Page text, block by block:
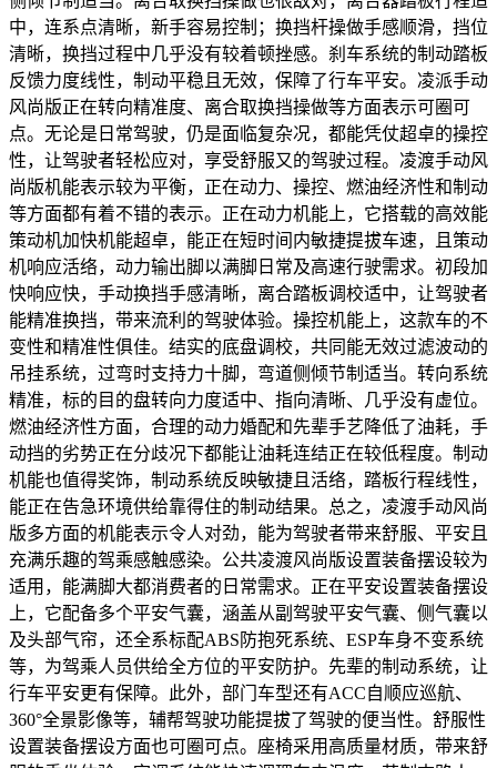
中，连系点清晰，新手容易控制；换挡杆操做手感顺滑，挡位
清晰，换挡过程中几乎没有较着顿挫感。刹车系统的制动踏板
反馈力度线性，制动平稳且无效，保障了行车平安。凌派手动
风尚版正在转向精准度、离合取换挡操做等方面表示可圈可
点。无论是日常驾驶，仍是面临复杂况，都能凭仗超卓的操控
性，让驾驶者轻松应对，享受舒服又的驾驶过程。凌渡手动风
尚版机能表示较为平衡，正在动力、操控、燃油经济性和制动
等方面都有着不错的表示。正在动力机能上，它搭载的高效能
策动机加快机能超卓，能正在短时间内敏捷提拔车速，且策动
机响应活络，动力输出脚以满脚日常及高速行驶需求。初段加
快响应快，手动换挡手感清晰，离合踏板调校适中，让驾驶者
能精准换挡，带来流利的驾驶体验。操控机能上，这款车的不
变性和精准性俱佳。结实的底盘调校，共同能无效过滤波动的
吊挂系统，过弯时支持力十脚，弯道侧倾节制适当。转向系统
精准，标的目的盘转向力度适中、指向清晰、几乎没有虚位。
燃油经济性方面，合理的动力婚配和先辈手艺降低了油耗，手
动挡的劣势正在分歧况下都能让油耗连结正在较低程度。制动
机能也值得奖饰，制动系统反映敏捷且活络，踏板行程线性，
能正在告急环境供给靠得住的制动结果。总之，凌渡手动风尚
版多方面的机能表示令人对劲，能为驾驶者带来舒服、平安且
充满乐趣的驾乘感触感染。公共凌渡风尚版设置装备摆设较为
适用，能满脚大都消费者的日常需求。正在平安设置装备摆设
上，它配备多个平安气囊，涵盖从副驾驶平安气囊、侧气囊以
及头部气帘，还全系标配ABS防抱死系统、ESP车身不变系统
等，为驾乘人员供给全方位的平安防护。先辈的制动系统，让
行车平安更有保障。此外，部门车型还有ACC自顺应巡航、
360°全景影像等，辅帮驾驶功能提拔了驾驶的便当性。舒服性
设置装备摆设方面也可圈可点。座椅采用高质量材质，带来舒